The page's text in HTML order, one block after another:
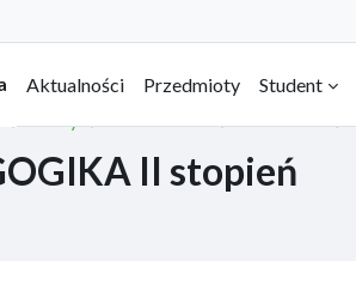
Aktualności Przedmioty Student
II stopień